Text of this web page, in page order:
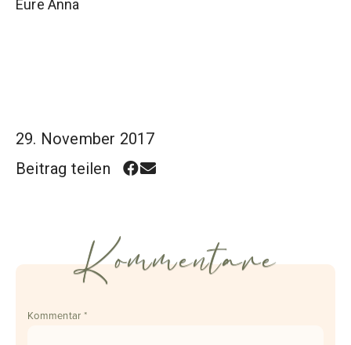
Eure Anna
29. November 2017
Beitrag teilen
Kommentare
Kommentar *